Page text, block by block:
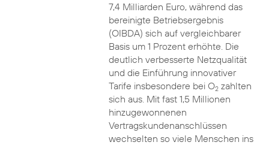
7,4 Milliarden Euro, während das
bereinigte Betriebsergebnis
(OIBDA) sich auf vergleichbarer
Basis um 1 Prozent erhöhte. Die
deutlich verbesserte Netzqualität
und die Einführung innovativer
Tarife insbesondere bei O2zahlten
sich aus. Mit fast 1,5 Millionen
hinzugewonnenen
Vertragskundenanschlüssen
wechselten so viele Menschen ins